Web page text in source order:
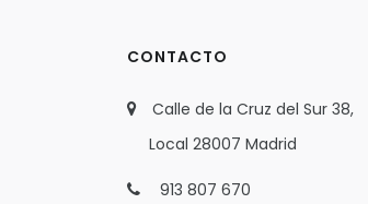
CONTACTO
Calle de la Cruz del Sur 38,
Local 28007 Madrid
913 807 670